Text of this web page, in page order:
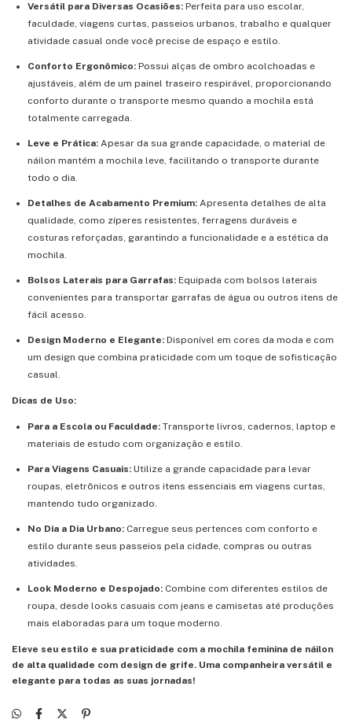
Versátil para Diversas Ocasiões: Perfeita para uso escolar,
faculdade, viagens curtas, passeios urbanos, trabalho e qualquer
atividade casual onde você precise de espaço e estilo.
Conforto Ergonômico: Possui alças de ombro acolchoadas e
ajustáveis, além de um painel traseiro respirável, proporcionando
conforto durante o transporte mesmo quando a mochila está
totalmente carregada.
Leve e Prática: Apesar da sua grande capacidade, o material de
náilon mantém a mochila leve, facilitando o transporte durante
todo o dia.
Detalhes de Acabamento Premium: Apresenta detalhes de alta
qualidade, como zíperes resistentes, ferragens duráveis e
costuras reforçadas, garantindo a funcionalidade e a estética da
mochila.
Bolsos Laterais para Garrafas: Equipada com bolsos laterais
convenientes para transportar garrafas de água ou outros itens de
fácil acesso.
Design Moderno e Elegante: Disponível em cores da moda e com
um design que combina praticidade com um toque de sofisticação
casual.
Dicas de Uso:
Para a Escola ou Faculdade: Transporte livros, cadernos, laptop e
materiais de estudo com organização e estilo.
Para Viagens Casuais: Utilize a grande capacidade para levar
roupas, eletrônicos e outros itens essenciais em viagens curtas,
mantendo tudo organizado.
No Dia a Dia Urbano: Carregue seus pertences com conforto e
estilo durante seus passeios pela cidade, compras ou outras
atividades.
Look Moderno e Despojado: Combine com diferentes estilos de
roupa, desde looks casuais com jeans e camisetas até produções
mais elaboradas para um toque moderno.
Eleve seu estilo e sua praticidade com a mochila feminina de náilon
de alta qualidade com design de grife. Uma companheira versátil e
elegante para todas as suas jornadas!